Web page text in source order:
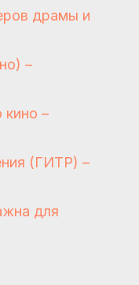
драмы и
–
кино –
(ГИТР) –
для